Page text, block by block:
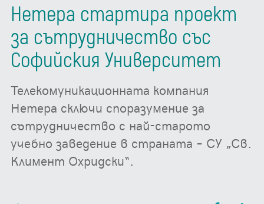
Нетера стартира проект
за сътрудничество със
Софийския Университет
Телекомуникационната компания
Нетера сключи споразумение за
сътрудничество с най-старото
учебно заведение в страната – СУ „Св.
Климент Охридски“.